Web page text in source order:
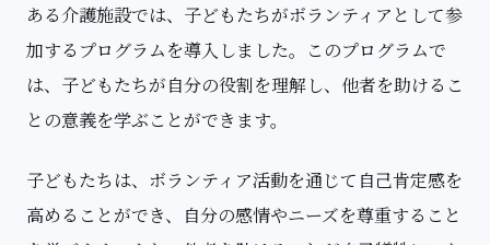
ある介護施設では、子どもたちがボランティアとして参
加するプログラムを導入しました。このプログラムで
は、子どもたちが自分の役割を理解し、他者を助けるこ
との意義を学ぶことができます。
子どもたちは、ボランティア活動を通じて自己肯定感を
高めることができ、自分の感情やニーズを尊重すること